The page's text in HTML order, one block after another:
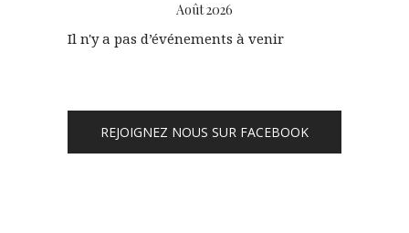
Août 2026
Il n'y a pas d’événements à venir
REJOIGNEZ NOUS SUR FACEBOOK